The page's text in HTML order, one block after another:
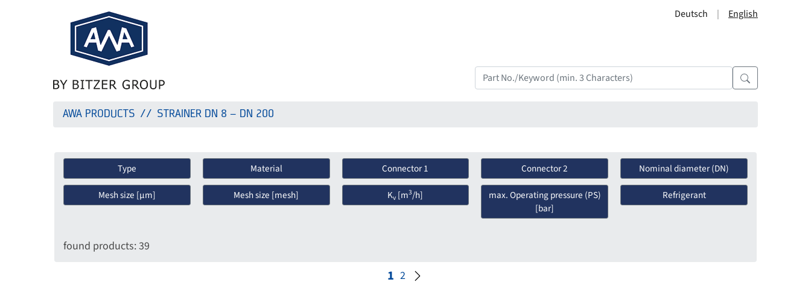
Deutsch English
AWA PRODUCTS STRAINER DN 8 – DN 200
Type Material Connector 1 Connector 2
Nominal diameter (DN)
Mesh size [µm]
Mesh size [mesh] Kv [m3/h]
max. Operating pressure (PS)
[bar]
Refrigerant
found products: 39
1 2